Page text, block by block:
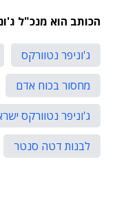
הכותב הוא מנכ"ל
ג'וניפר נטוורקס
מחסור בכוח אדם
ג'וניפר נטוורקס
לבנות דטה סנטר